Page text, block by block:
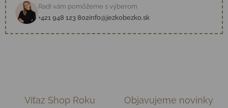
Radi vám pomôžeme s výberom
+421 948 123 802info@jezkobezko.sk
Víťaz Shop Roku Objavujeme novinky